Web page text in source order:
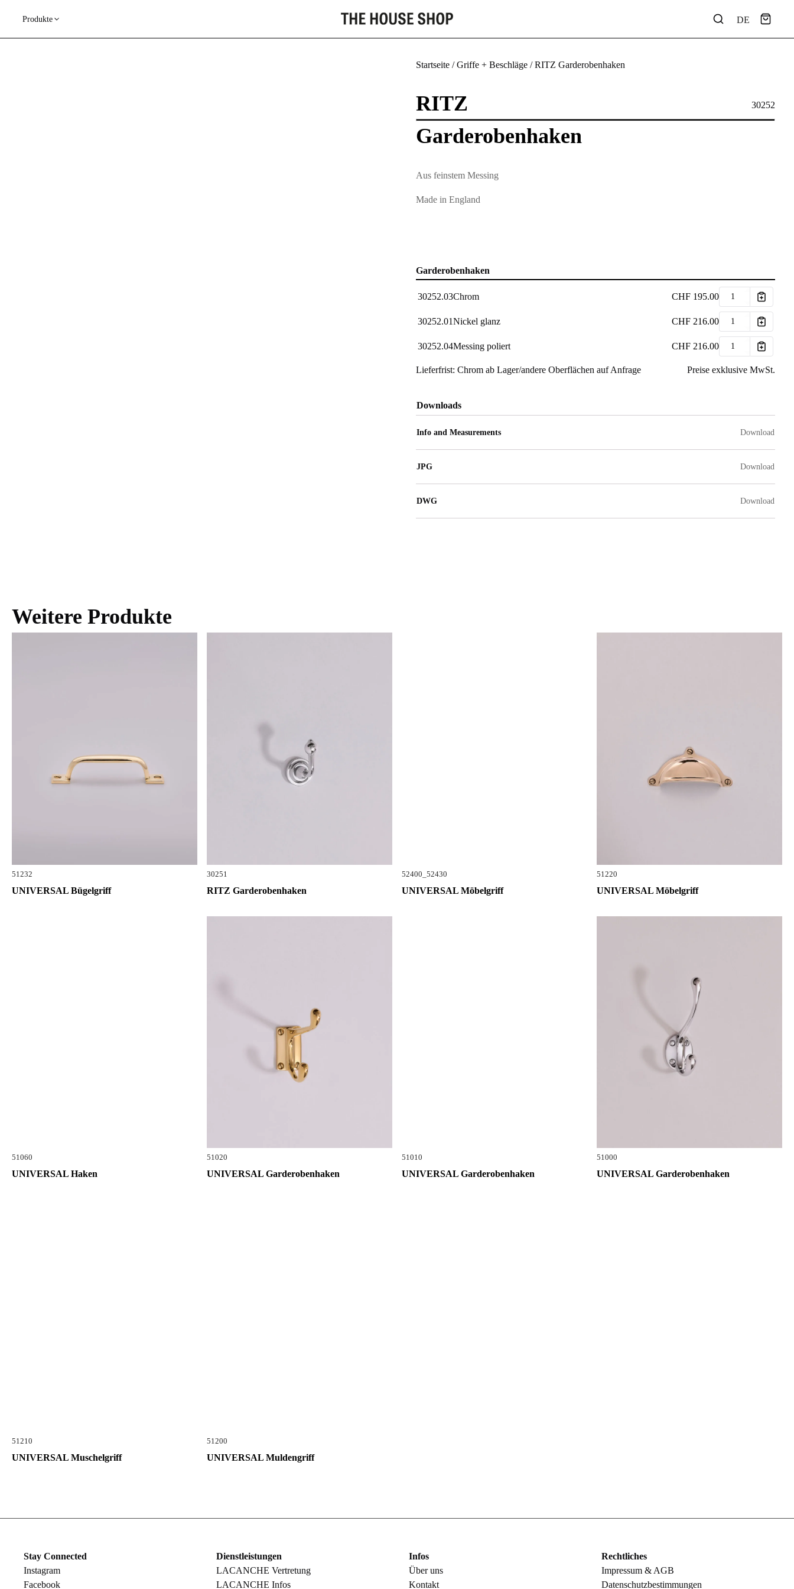
Produkte DE
Startseite /Griffe + Beschläge / RITZ Garderobenhaken
30252
RITZ
Garderobenhaken
Aus feinstem Messing
Made in England
Garderobenhaken
30252.03Chrom CHF 195.00
30252.01Nickel glanz CHF 216.00
30252.04Messing poliert CHF 216.00
Lieferfrist: Chrom ab Lager/andere Oberflächen auf Anfrage Preise exklusive MwSt.
Downloads
Info and Measurements Download
JPG Download
DWG Download
Weitere Produkte
51232
UNIVERSAL Bügelgriff
30251
RITZ Garderobenhaken
52400_52430
UNIVERSAL Möbelgriff
51220
UNIVERSAL Möbelgriff
51060
UNIVERSAL Haken
51020
UNIVERSAL Garderobenhaken
51010
UNIVERSAL Garderobenhaken
51000
UNIVERSAL Garderobenhaken
51210
UNIVERSAL Muschelgriff
51200
UNIVERSAL Muldengriff
Stay Connected
Instagram
Facebook
Dienstleistungen
LACANCHE Vertretung
LACANCHE Infos
Infos
Über uns
Kontakt
Rechtliches
Impressum & AGB
Datenschutzbestimmungen